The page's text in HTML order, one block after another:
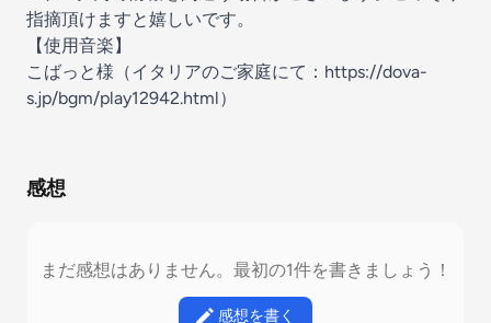
指摘頂けますと嬉しいです。
【使用音楽】
こばっと様（イタリアのご家庭にて： https://dova-
s.jp/bgm/play12942.html）
感想
まだ感想はありません。最初の1件を書きましょう！
感想を書く